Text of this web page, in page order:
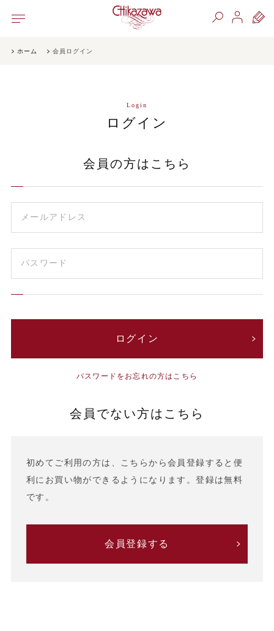
ホーム 会員ログイン
Login
ログイン
会員の方はこちら
パスワードをお忘れの方はこちら
会員でない方はこちら
初めてご利用の方は、こちらから会員登録すると便
利にお買い物ができるようになります。登録は無料
です。
会員登録する